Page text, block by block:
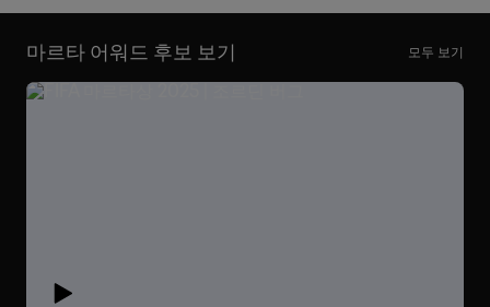
마르타 어워드 후보 보기 모두 보기